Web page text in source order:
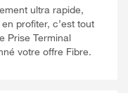
ultra rapide,
profiter, c’est tout
Prise Terminal
votre offre Fibre.